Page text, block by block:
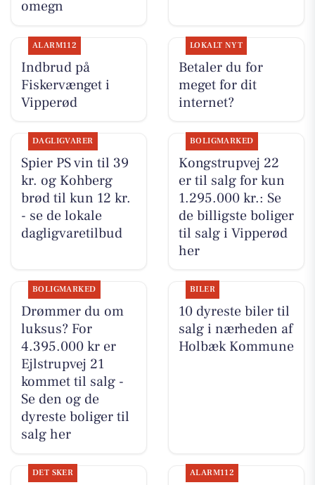
omegn
ALARM112
Indbrud på
Fiskervænget i
Vipperød
LOKALT NYT
Betaler du for
meget for dit
internet?
DAGLIGVARER
Spier PS vin til 39
kr. og Kohberg
brød til kun 12 kr.
- se de lokale
dagligvaretilbud
BOLIGMARKED
Kongstrupvej 22
er til salg for kun
1.295.000 kr.: Se
de billigste boliger
til salg i Vipperød
her
BOLIGMARKED
Drømmer du om
luksus? For
4.395.000 kr er
Ejlstrupvej 21
kommet til salg -
Se den og de
dyreste boliger til
salg her
BILER
10 dyreste biler til
salg i nærheden af
Holbæk Kommune
DET SKER ALARM112